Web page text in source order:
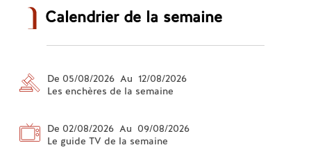
Calendrier de la semaine
De 05/08/2026 Au 12/08/2026
Les enchères de la semaine
De 02/08/2026 Au 09/08/2026
Le guide TV de la semaine